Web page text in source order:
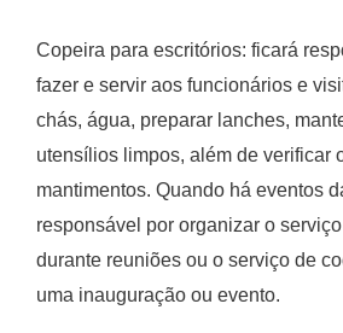
Copeira para escritórios: ficará
fazer e servir aos funcionários e
chás, água, preparar lanches,
utensílios limpos, além de verificar
mantimentos. Quando há eventos
responsável por organizar o
durante reuniões ou o serviço de
uma inauguração ou evento.